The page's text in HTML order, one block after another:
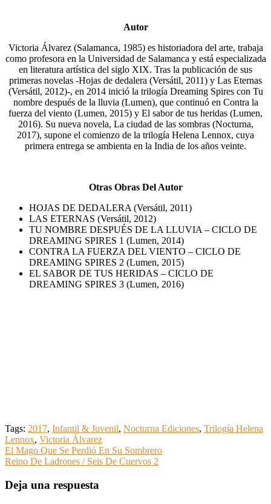
Autor
Victoria Álvarez (Salamanca, 1985) es historiadora del arte, trabaja
como profesora en la Universidad de Salamanca y está especializada
en literatura artística del siglo XIX. Tras la publicación de sus
primeras novelas -Hojas de dedalera (Versátil, 2011) y Las Eternas
(Versátil, 2012)-, en 2014 inició la trilogía Dreaming Spires con Tu
nombre después de la lluvia (Lumen), que continuó en Contra la
fuerza del viento (Lumen, 2015) y El sabor de tus heridas (Lumen,
2016). Su nueva novela, La ciudad de las sombras (Nocturna,
2017), supone el comienzo de la trilogía Helena Lennox, cuya
primera entrega se ambienta en la India de los años veinte.
Otras Obras Del Autor
HOJAS DE DEDALERA (Versátil, 2011)
LAS ETERNAS (Versátil, 2012)
TU NOMBRE DESPUÉS DE LA LLUVIA – CICLO DE
DREAMING SPIRES 1 (Lumen, 2014)
CONTRA LA FUERZA DEL VIENTO – CICLO DE
DREAMING SPIRES 2 (Lumen, 2015)
EL SABOR DE TUS HERIDAS – CICLO DE
DREAMING SPIRES 3 (Lumen, 2016)
Tags: 2017, Infantil & Juvenil, Nocturna Ediciones, Trilogía Helena
Lennox, Victoria Álvarez
Navegación
de
entradas
El Mago Que Se Perdió En Su Sombrero
Reino De Ladrones / Seis De Cuervos 2
Deja una respuesta